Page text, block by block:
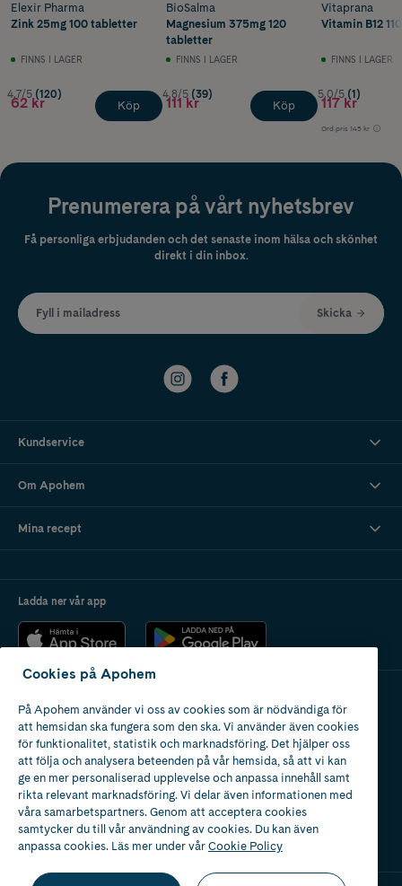
Elexir Pharma
Zink 25mg 100 tabletter
FINNS I LAGER
4.7/5 (120)
62 kr Köp
BioSalma
Magnesium 375mg 120
tabletter
FINNS I LAGER
4.8/5 (39)
111 kr Köp
Vitaprana
Vitamin B12
FINNS I LAGER
5.0/5 (1)
117 kr
Ord.pris 145 kr
Prenumerera på vårt nyhetsbrev
Få personliga erbjudanden och det senaste inom hälsa och skönhet
direkt i din inbox.
Fyll i mailadress Skicka
Kundservice
Om Apohem
Mina recept
Ladda ner vår app
Apotek med tillstånd
av Läkemedelsverket
Cookies på Apohem
På Apohem använder vi oss av cookies som är nödvändiga för
att hemsidan ska fungera som den ska. Vi använder även cookies
för funktionalitet, statistik och marknadsföring. Det hjälper oss
att följa och analysera beteenden på vår hemsida, så att vi kan
ge en mer personaliserad upplevelse och anpassa innehåll samt
rikta relevant marknadsföring. Vi delar även informationen med
våra samarbetspartners. Genom att acceptera cookies
samtycker du till vår användning av cookies. Du kan även
anpassa cookies. Läs mer under vårCookie Policy